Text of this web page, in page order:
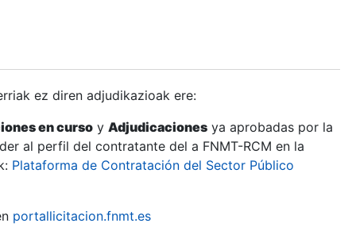
ez diren adjudikazioak ere:
en curso y Adjudicaciones ya aprobadas por la
al perfil del contratante del a FNMT-RCM en la
Plataforma de Contratación del Sector Público
portallicitacion.fnmt.es